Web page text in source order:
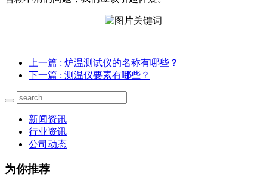
上一篇 : 炉温测试仪的名称有哪些？
下一篇 : 测温仪要素有哪些？
新闻资讯
行业资讯
公司动态
为你推荐